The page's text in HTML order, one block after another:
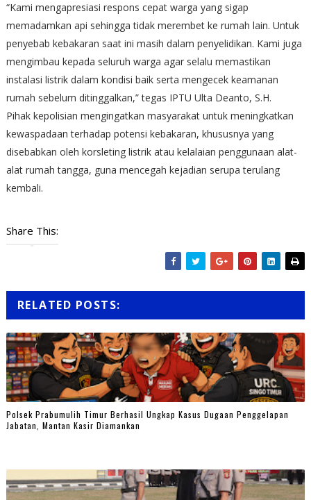
“Kami mengapresiasi respons cepat warga yang sigap
memadamkan api sehingga tidak merembet ke rumah lain. Untuk
penyebab kebakaran saat ini masih dalam penyelidikan. Kami juga
mengimbau kepada seluruh warga agar selalu memastikan
instalasi listrik dalam kondisi baik serta mengecek keamanan
rumah sebelum ditinggalkan,” tegas IPTU Ulta Deanto, S.H.
Pihak kepolisian mengingatkan masyarakat untuk meningkatkan
kewaspadaan terhadap potensi kebakaran, khususnya yang
disebabkan oleh korsleting listrik atau kelalaian penggunaan alat-
alat rumah tangga, guna mencegah kejadian serupa terulang
kembali.
Share This:
RELATED POSTS:
Polsek Prabumulih Timur Berhasil Ungkap Kasus Dugaan Penggelapan
Jabatan, Mantan Kasir Diamankan